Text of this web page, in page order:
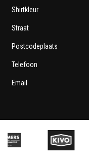
Shirtkleur
Straat
Postcodeplaats
Telefoon
Email